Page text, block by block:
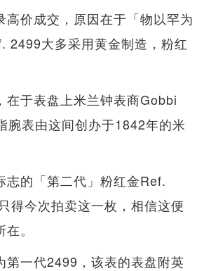
高价成交，原因在于「物以罕为
2499大多采用黄金制造，粉红
在于表盘上米兰钟表商Gobbi
腕表由这间创办于1842年的米
志的「第二代」粉红金Ref.
得今次拍卖这一枚，相信这便
。
第一代2499，该表的表盘附英